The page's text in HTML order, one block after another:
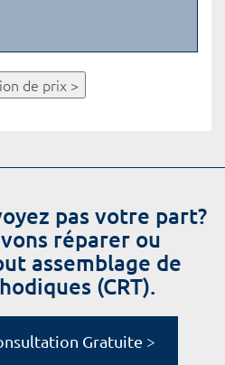
de prix >
pas votre part?
réparer ou
assemblage de
(CRT).
Gratuite >